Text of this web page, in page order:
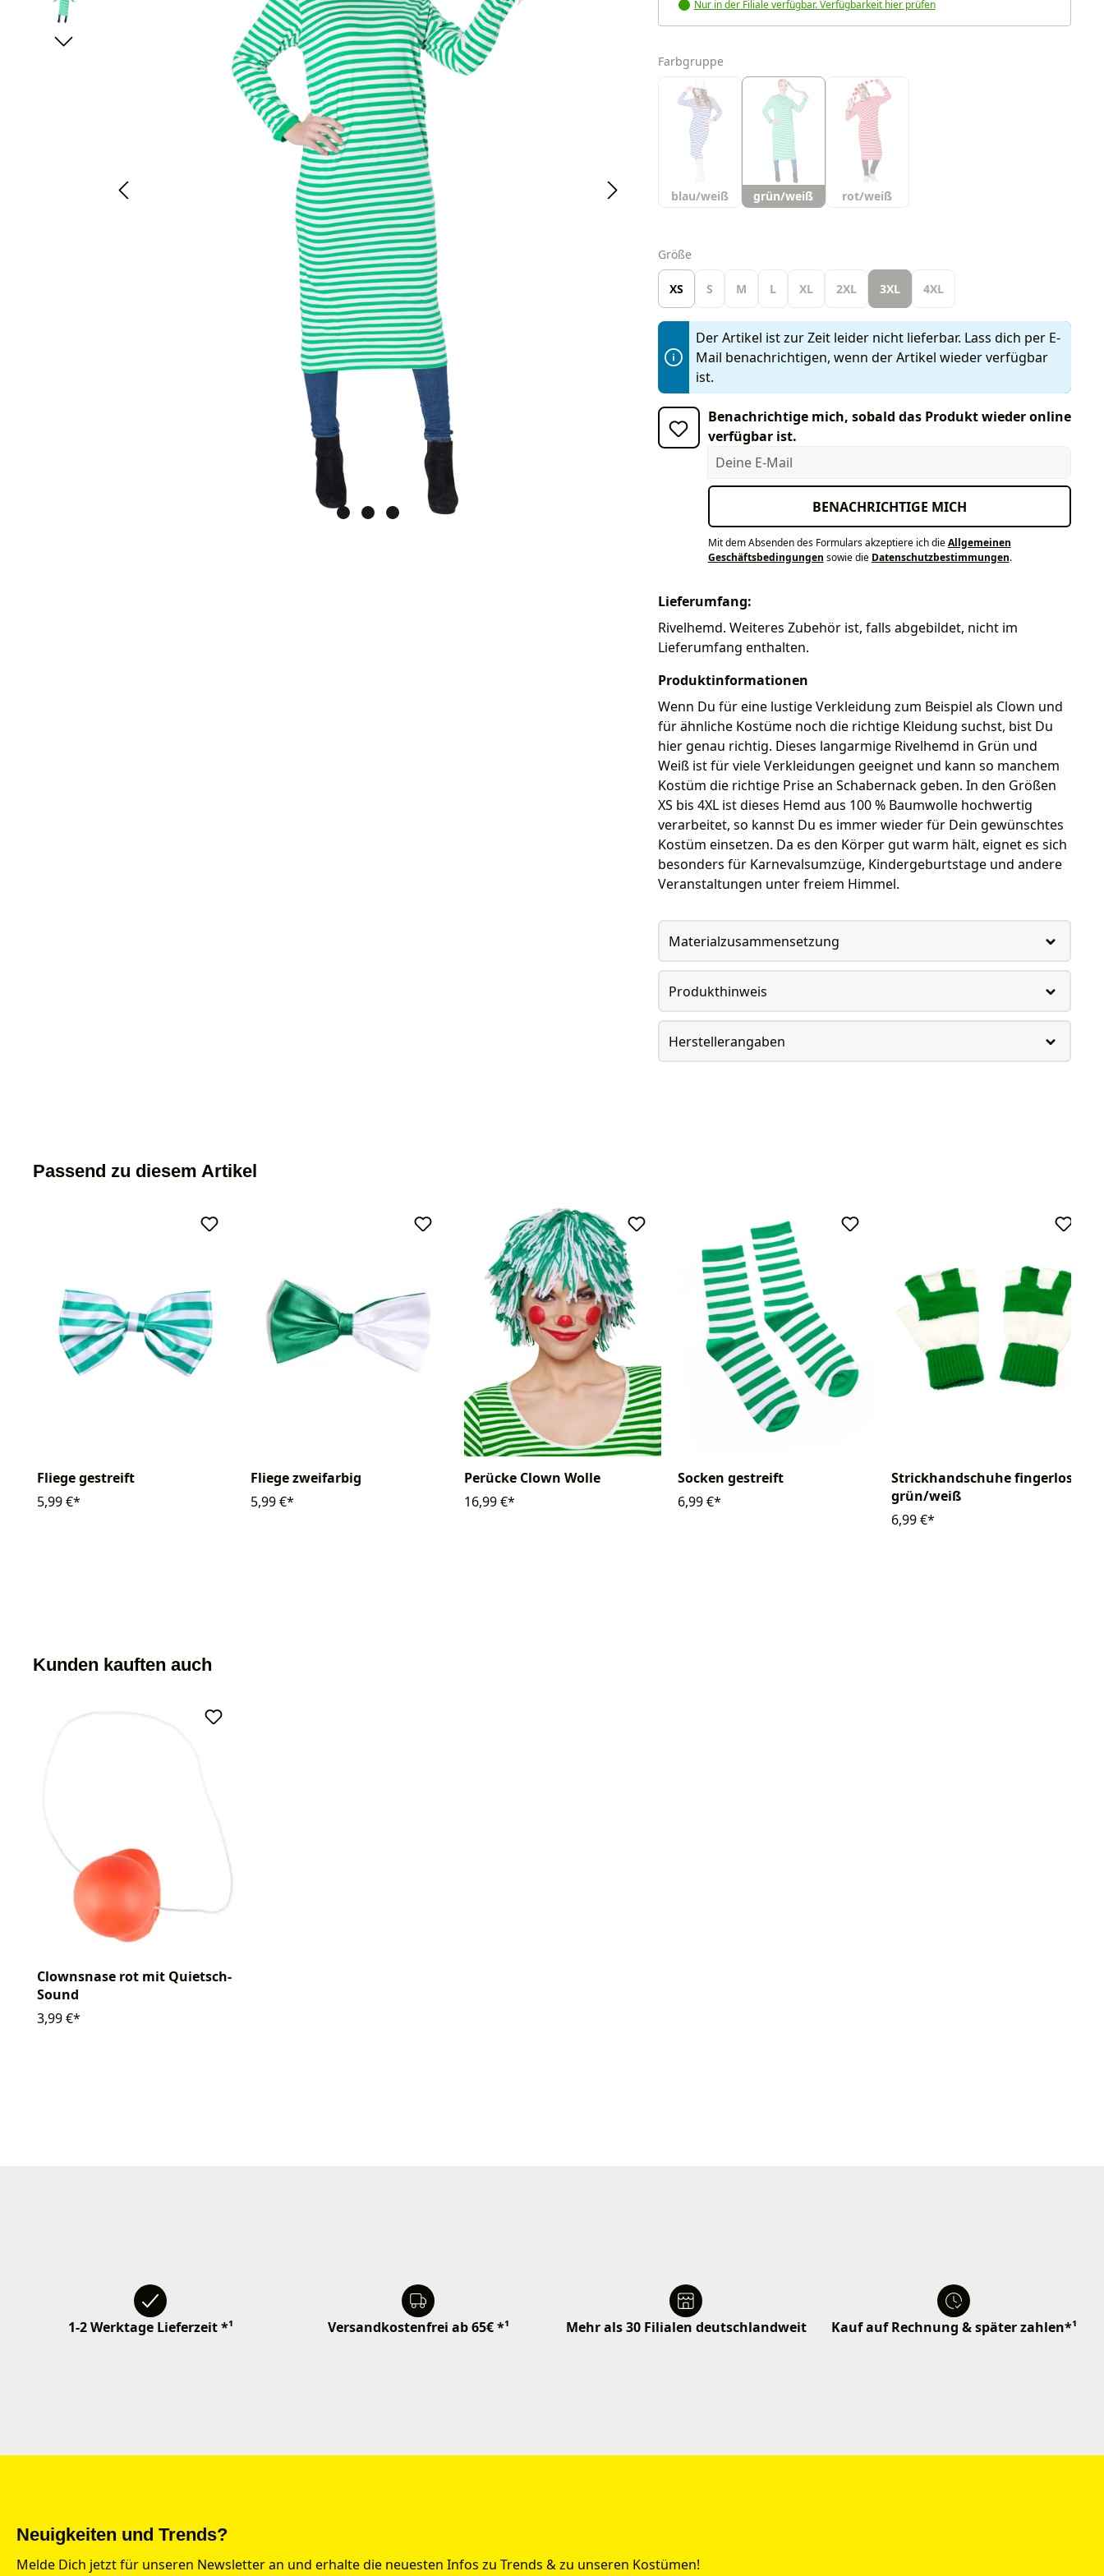
Nur in der Filiale verfügbar. Verfügbarkeit hier prüfen
Farbgruppeauswählen
blau/weiß grün/weiß rot/weiß
Größeauswählen
XS S M L XL 2XL 3XL 4XL
Der Artikel ist zur Zeit leider nicht lieferbar. Lass dich per E-
Mail benachrichtigen, wenn der Artikel wieder verfügbar
ist.
Benachrichtige mich, sobald das Produkt wieder online
verfügbar ist.
Deine E-Mail
BENACHRICHTIGE MICH
Mit dem Absenden des Formulars akzeptiere ich dieAllgemeinen
Geschäftsbedingungen sowie die Datenschutzbestimmungen.
Lieferumfang:
Rivelhemd. Weiteres Zubehör ist, falls abgebildet, nicht im
Lieferumfang enthalten.
Produktinformationen
Wenn Du für eine lustige Verkleidung zum Beispiel als Clown und
für ähnliche Kostüme noch die richtige Kleidung suchst, bist Du
hier genau richtig. Dieses langarmige Rivelhemd in Grün und
Weiß ist für viele Verkleidungen geeignet und kann so manchem
Kostüm die richtige Prise an Schabernack geben. In den Größen
XS bis 4XL ist dieses Hemd aus 100 % Baumwolle hochwertig
verarbeitet, so kannst Du es immer wieder für Dein gewünschtes
Kostüm einsetzen. Da es den Körper gut warm hält, eignet es sich
besonders für Karnevalsumzüge, Kindergeburtstage und andere
Veranstaltungen unter freiem Himmel.
Materialzusammensetzung
Produkthinweis
Herstellerangaben
Passend zu diesem Artikel
Fliege gestreift
5,99 €*
Fliege zweifarbig
5,99 €*
Perücke Clown Wolle
16,99 €*
Socken gestreift
6,99 €*
Strickhandschuhe fingerlos
grün/weiß
6,99 €*
Kunden kauften auch
Clownsnase rot mit Quietsch-
Sound
3,99 €*
1-2 Werktage Lieferzeit *¹ Versandkostenfrei ab 65€ *¹ Mehr als 30 Filialen deutschlandweit Kauf auf Rechnung & später zahlen*¹
Neuigkeiten und Trends?
Melde Dich jetzt für unseren Newsletter an und erhalte die neuesten Infos zu Trends & zu unseren Kostümen!